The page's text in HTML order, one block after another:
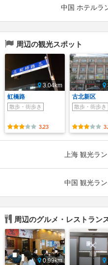
中国 ホテルラ
周辺の観光スポット
3.04km
虹橋路
散歩・街歩き
3.23
古北新区
散歩・街歩き
上海 観光ラ
中国 観光ラ
周辺のグルメ・レストラン
0.99km